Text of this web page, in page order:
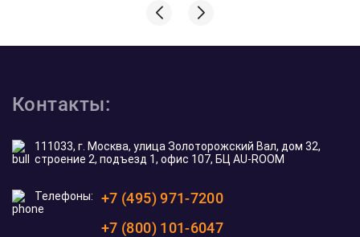
Контакты:
111033, г. Москва, улица Золоторожский Вал, дом 32,
строение 2, подъезд 1, офис 107, БЦ AU-ROOM
Телефоны:
+7 (495) 971-7200
+7 (800) 101-6047